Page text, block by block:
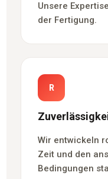
Unsere
der Fertigung.
R
Wir entwickeln
Zeit und den
Bedingungen